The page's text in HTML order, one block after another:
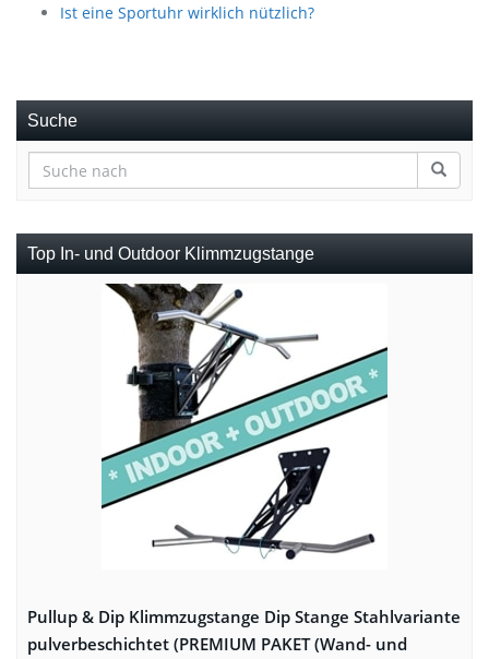
Ist eine Sportuhr wirklich nützlich?
Suche
Top In- und Outdoor Klimmzugstange
Pullup & Dip Klimmzugstange Dip Stange Stahlvariante
pulverbeschichtet (PREMIUM PAKET (Wand- und